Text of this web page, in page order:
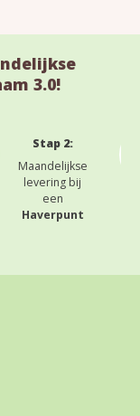
3.0!
Stap 2:
Maandelijkse
levering bij
een
Haverpunt